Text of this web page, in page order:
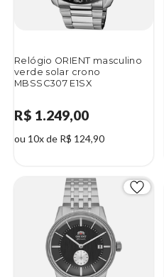
Relógio ORIENT masculino
verde solar crono
MBSSC307 E1SX
R$ 1.249,00
ou 10x de R$ 124,90